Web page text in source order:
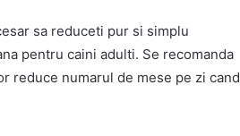
sa reduceti pur si simplu
pentru caini adulti. Se recomanda
reduce numarul de mese pe zi cand